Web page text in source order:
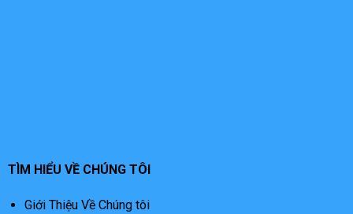
TÌM HIỂU VỀ CHÚNG TÔI
Giới Thiệu Về Chúng tôi